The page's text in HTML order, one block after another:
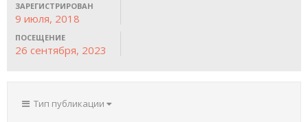
ЗАРЕГИСТРИРОВАН
9 июля, 2018
ПОСЕЩЕНИЕ
26 сентября, 2023
Тип публикации